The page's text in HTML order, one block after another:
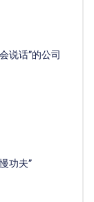
说话”的公司
功夫”